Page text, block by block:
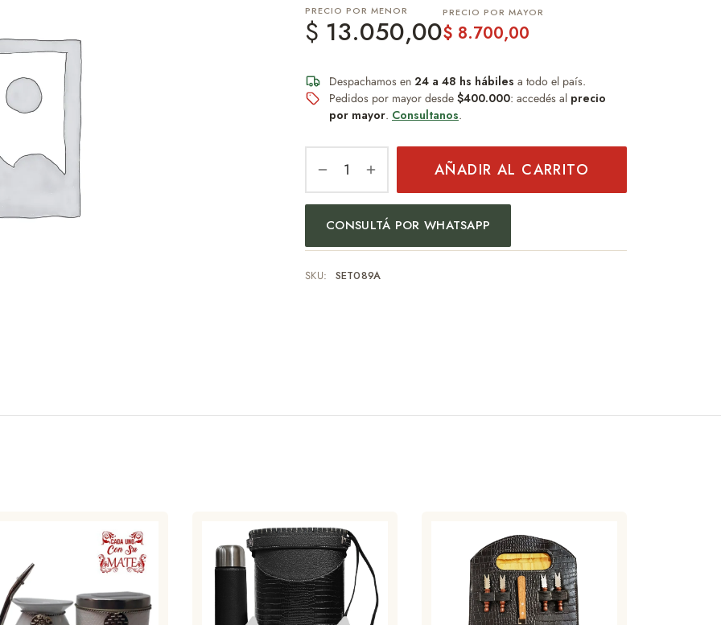
PRECIO POR MENOR
$ 13.050,00
PRECIO POR MAYOR
$ 8.700,00
Despachamos en 24 a 48 hs hábiles a todo el país.
Pedidos por mayor desde $400.000: accedés al precio
por mayor. Consultanos.
AÑADIR AL CARRITO
CONSULTÁ POR WHATSAPP
SKU: SET089A